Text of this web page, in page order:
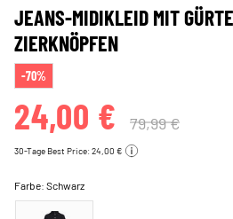
JEANS-MIDIKLEID MIT
ZIERKNÖPFEN
-70%
24,00 € 79,99 €
30-Tage Best Price: 24,00 €
Farbe:Schwarz